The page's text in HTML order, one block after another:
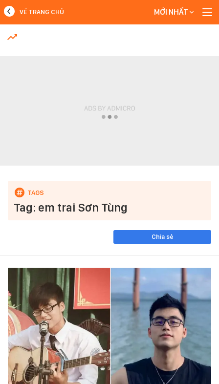
MỚI NHẤT
VỀ TRANG CHỦ MỚI NHẤT
Tag: em trai Sơn Tùng
Chia sẻ